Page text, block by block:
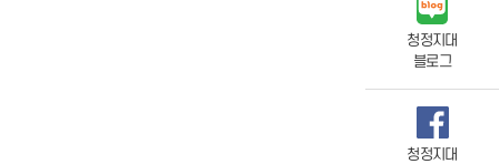
청정지대
블로그
청정지대